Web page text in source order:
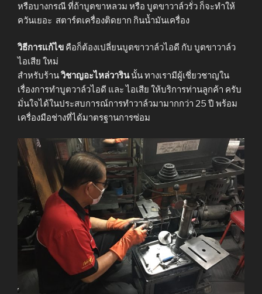
หรือบางกรณี ที่ถ้าบูตขาหลวม หรือ บูตขาวาล์วรั่ว ก็จะทำให้
ควันเยอะ สตาร์ตเครื่องติดยาก กินน้ำมันเครื่อง
วิธีการแก้ไข คือก็ต้องเปลี่ยนบูตขาวาล์วไอดี กับ บูตขาวาล์ว
ไอเสีย ใหม่
สำหรับร้านวิชาญอะไหล่วารินนั้น ทางเรามีผู้เชี่ยวชาญใน
เรื่องการทำบูตวาล์วไอดี และ ไอเสีย ให้บริการท่านลูกค้า ครับ
มั่นใจได้ในประสบการณ์การทำวาล์วมามากกว่า 25 ปี พร้อม
เครื่องมือช่างที่ได้มาตรฐานการซ่อม